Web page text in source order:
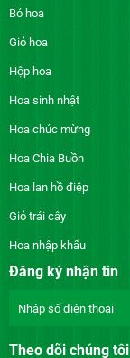
Bó hoa
Giỏ hoa
Hộp hoa
Hoa sinh nhật
Hoa chúc mừng
Hoa Chia Buồn
Hoa lan hồ điệp
Giỏ trái cây
Hoa nhập khẩu
Đăng ký nhận tin
Theo dõi chúng tôi